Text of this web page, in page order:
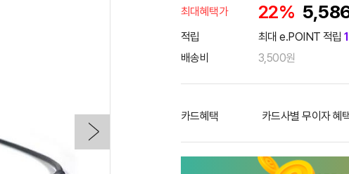
최대혜택가
22%
적립 최대 e.POINT 적립
배송비 3,500원
카드혜택 카드사별 무이자 혜